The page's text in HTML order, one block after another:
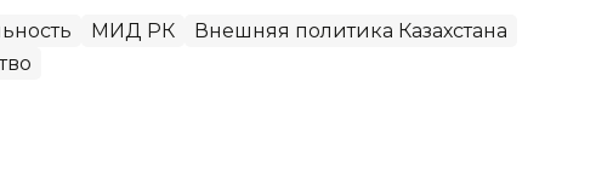
МИД РК
Внешняя политика Казахстана